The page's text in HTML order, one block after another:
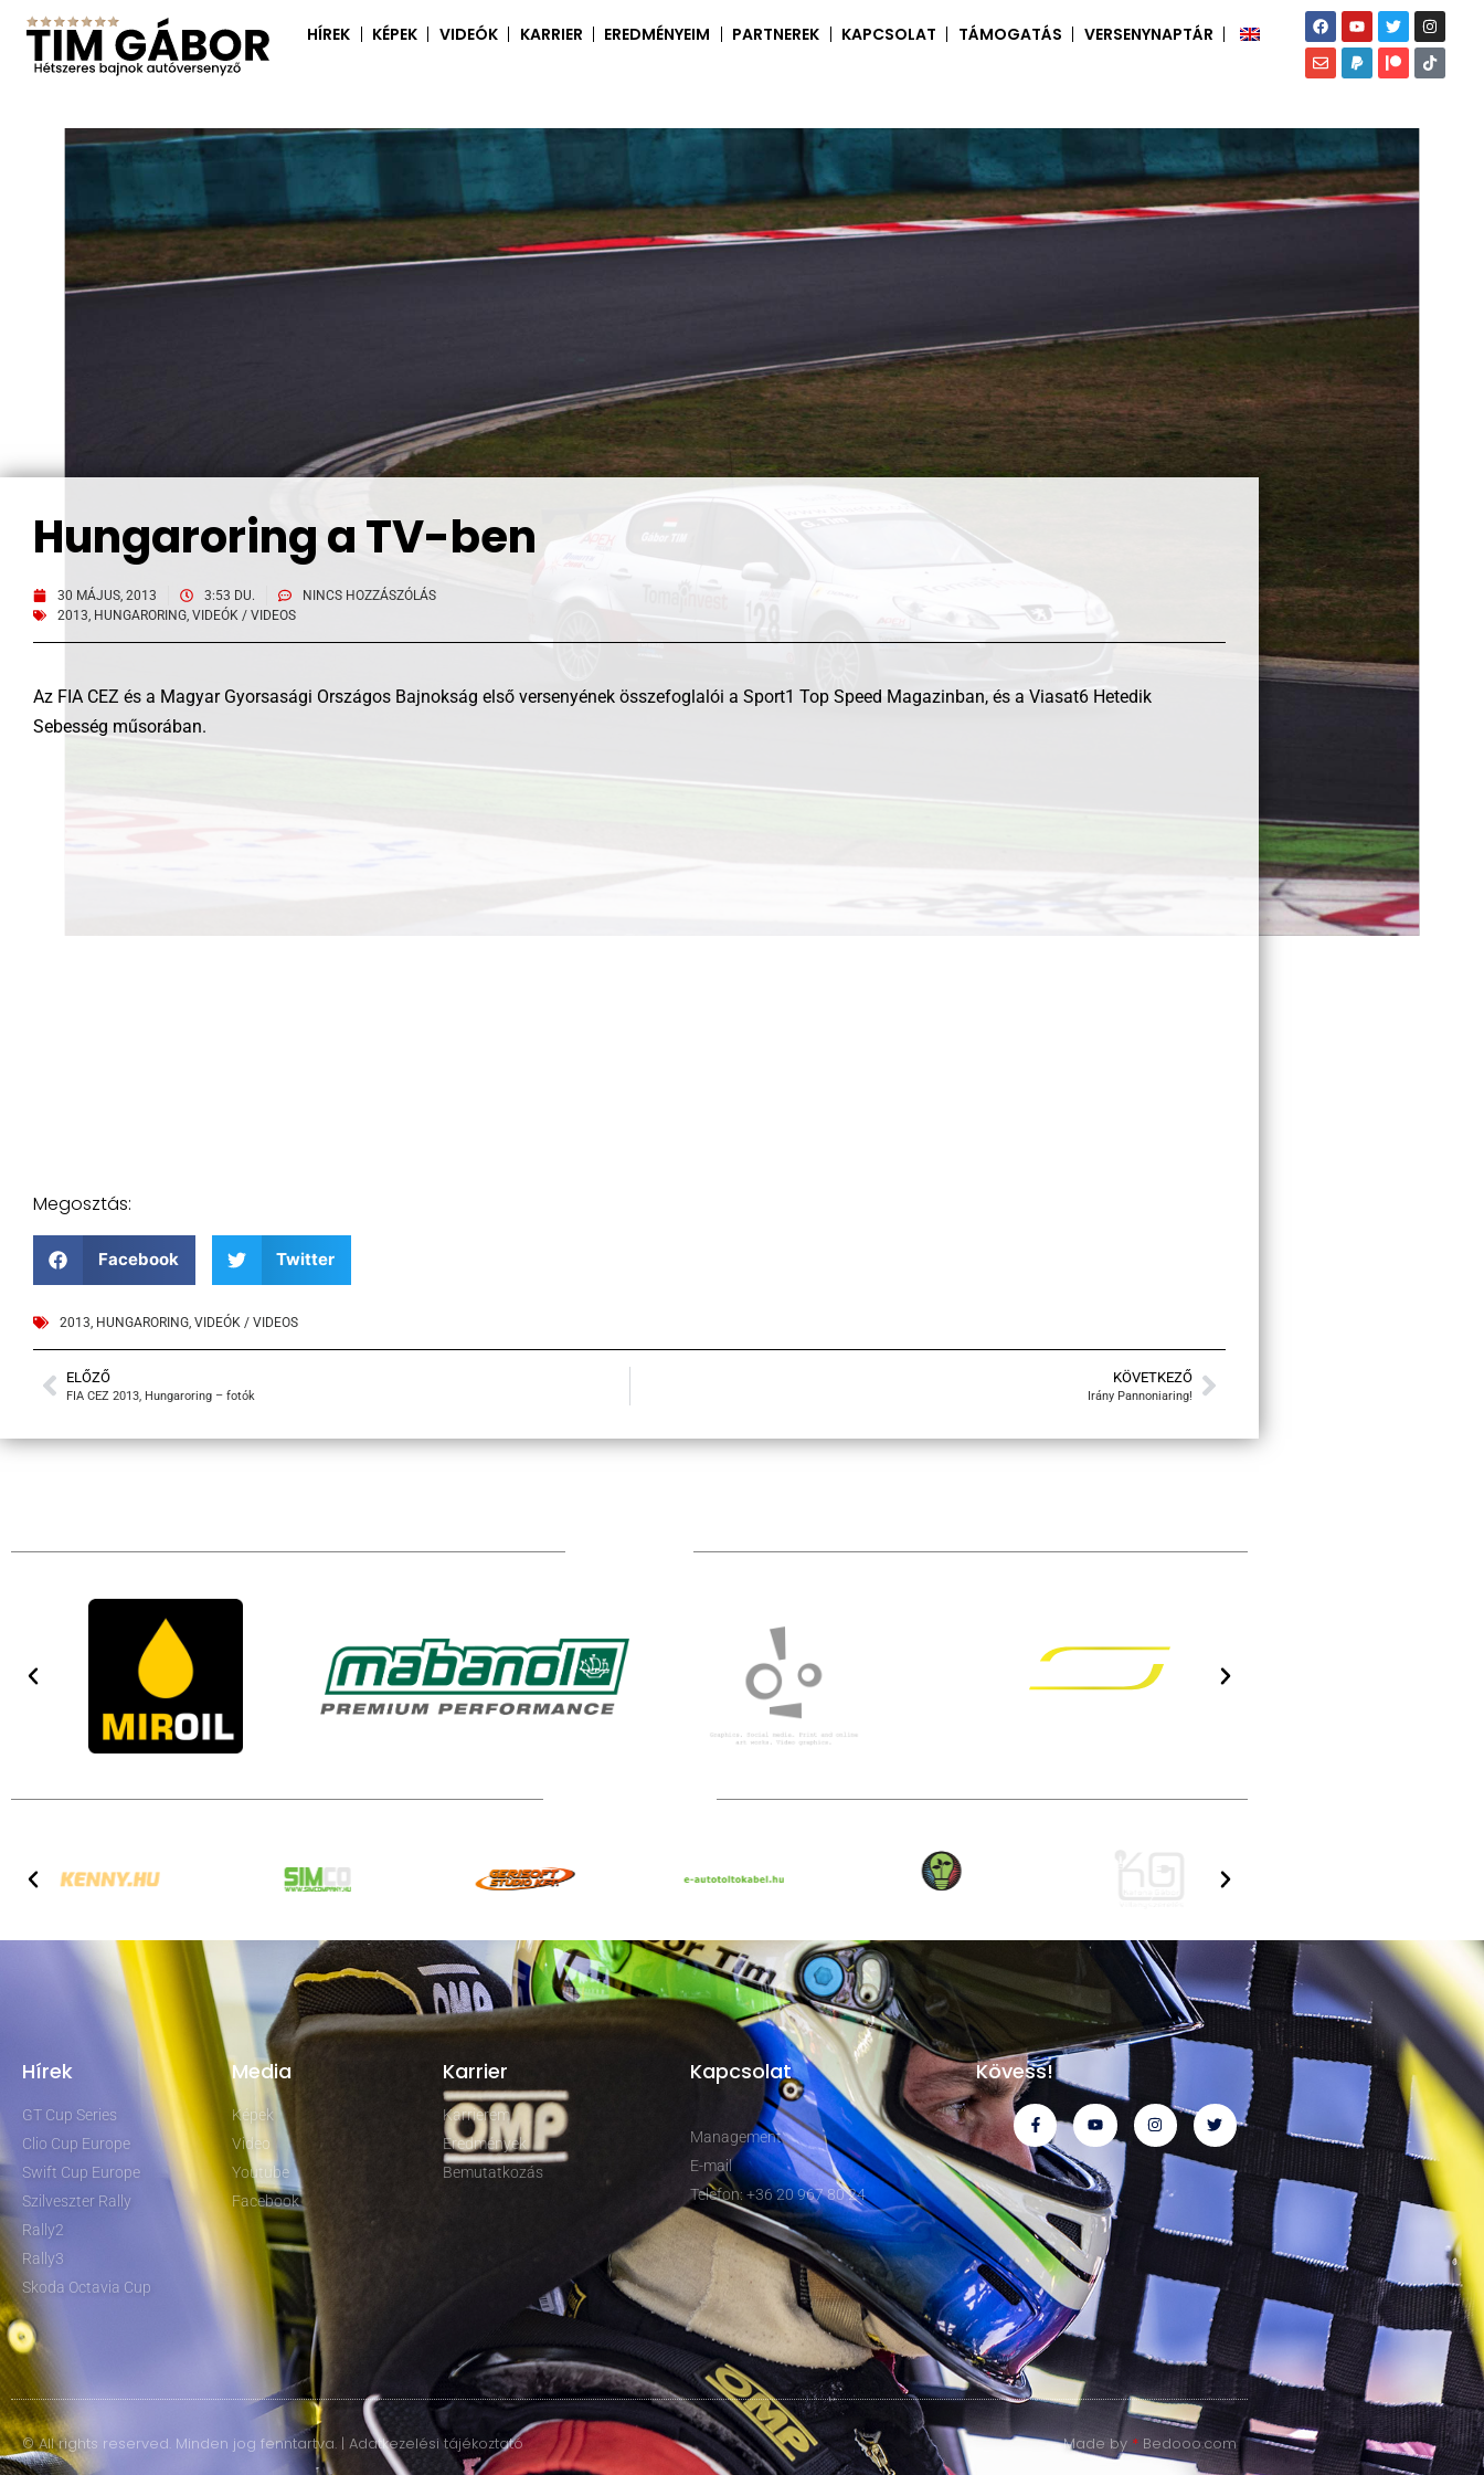
HÍREK KÉPEK VIDEÓK KARRIER EREDMÉNYEIM PARTNEREK KAPCSOLAT TÁMOGATÁS VERSENYNAPTÁR
Hungaroring a TV-ben
30 MÁJUS, 2013 3:53 DU.
NINCS HOZZÁSZÓLÁS
2013, HUNGARORING, VIDEÓK / VIDEOS
Az FIA CEZ és a Magyar Gyorsasági Országos Bajnokság első versenyének összefoglalói a Sport1 Top Speed Magazinban, és a Viasat6 Hetedik
Sebesség műsorában.
Megosztás:
Facebook Twitter
2013 HUNGARORING VIDEÓK / VIDEOS
ELŐZŐ
FIA CEZ 2013, Hungaroring – fotók
KÖVETKEZŐ
Irány Pannoniaring!
Hírek
GT Cup Series
Clio Cup Europe
Swift Cup Europe
Szilveszter Rally
Rally2
Rally3
Skoda Octavia Cup
Media
Képek
Video
Youtube
Facebook
Karrier
Karrierem
Eredmények
Bemutatkozás
Kapcsolat
Management
E-mail
Telefon: +36 20 967 80 24
Kövess!
© All rights reserved. Minden jog fenntartva. | Adatkezelési tájékoztató Made by * Bedooo.com